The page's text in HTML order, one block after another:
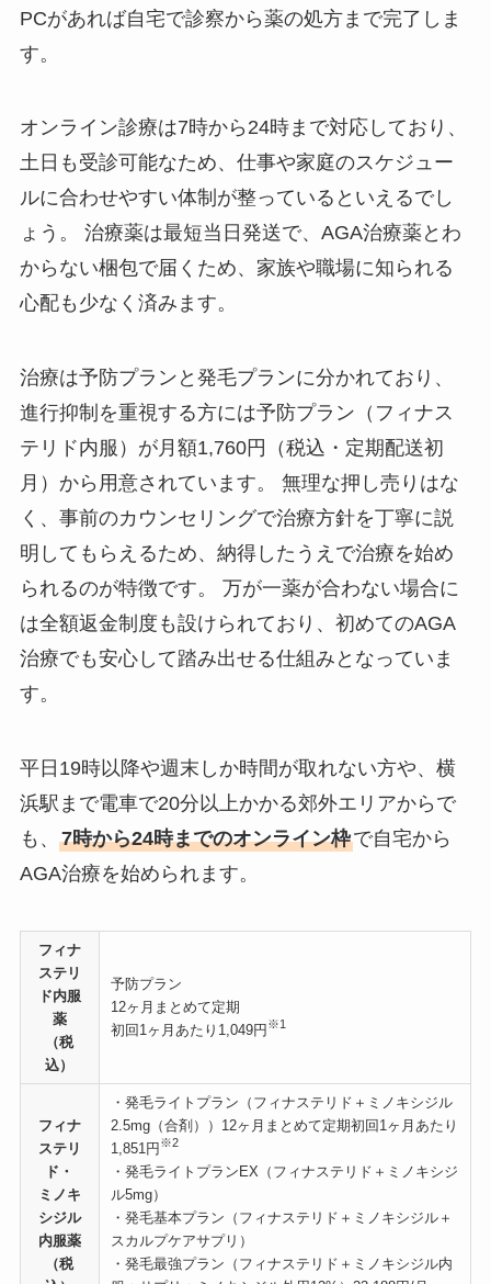
PCがあれば自宅で診察から薬の処方まで完了しま
す。
オンライン診療は7時から24時まで対応しており、
土日も受診可能なため、仕事や家庭のスケジュー
ルに合わせやすい体制が整っているといえるでし
ょう。 治療薬は最短当日発送で、AGA治療薬とわ
からない梱包で届くため、家族や職場に知られる
心配も少なく済みます。
治療は予防プランと発毛プランに分かれており、
進行抑制を重視する方には予防プラン（フィナス
テリド内服）が月額1,760円（税込・定期配送初
月）から用意されています。 無理な押し売りはな
く、事前のカウンセリングで治療方針を丁寧に説
明してもらえるため、納得したうえで治療を始め
られるのが特徴です。 万が一薬が合わない場合に
は全額返金制度も設けられており、初めてのAGA
治療でも安心して踏み出せる仕組みとなっていま
す。
平日19時以降や週末しか時間が取れない方や、横
浜駅まで電車で20分以上かかる郊外エリアからで
も、 7時から24時までのオンライン枠で自宅から
AGA治療を始められます。
フィナ
ステリ
ド内服
薬
（税
込）
予防プラン
12ヶ月まとめて定期
初回1ヶ月あたり1,049円 ※1
フィナ
ステリ
ド・
ミノキ
シジル
内服薬
（税
・発毛ライトプラン（フィナステリド＋ミノキシジル
2.5mg（合剤））12ヶ月まとめて定期初回1ヶ月あたり
1,851円 ※2
・発毛ライトプランEX（フィナステリド＋ミノキシジ
ル5mg）
・発毛基本プラン（フィナステリド＋ミノキシジル＋
スカルプケアサプリ）
・発毛最強プラン（フィナステリド＋ミノキシジル内